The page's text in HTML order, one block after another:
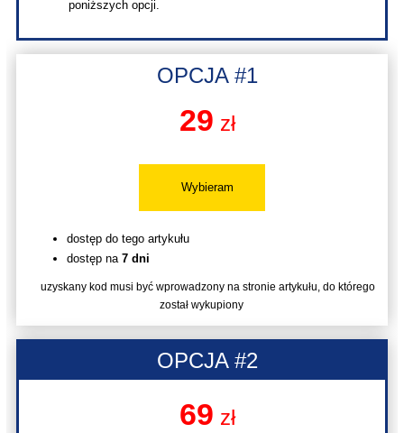
poniższych opcji.
OPCJA #1
29 zł
Wybieram
dostęp do tego artykułu
dostęp na 7 dni
uzyskany kod musi być wprowadzony na stronie artykułu, do którego
został wykupiony
OPCJA #2
69 zł